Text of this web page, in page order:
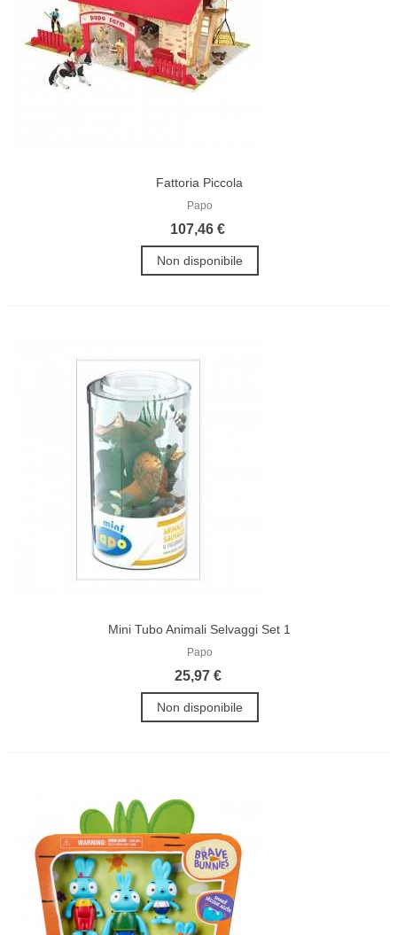
Fattoria Piccola
Papo
107,46 €
Non disponibile
Mini Tubo Animali Selvaggi Set 1
Papo
25,97 €
Non disponibile